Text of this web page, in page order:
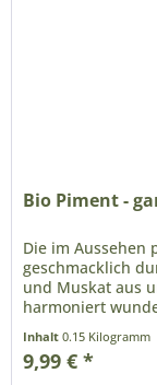
Bio Piment -
Die im Aussehen
geschmacklich
und Muskat aus
harmoniert
Wacholder zu...
Inhalt0.15 Kilogramm
9,99 € *